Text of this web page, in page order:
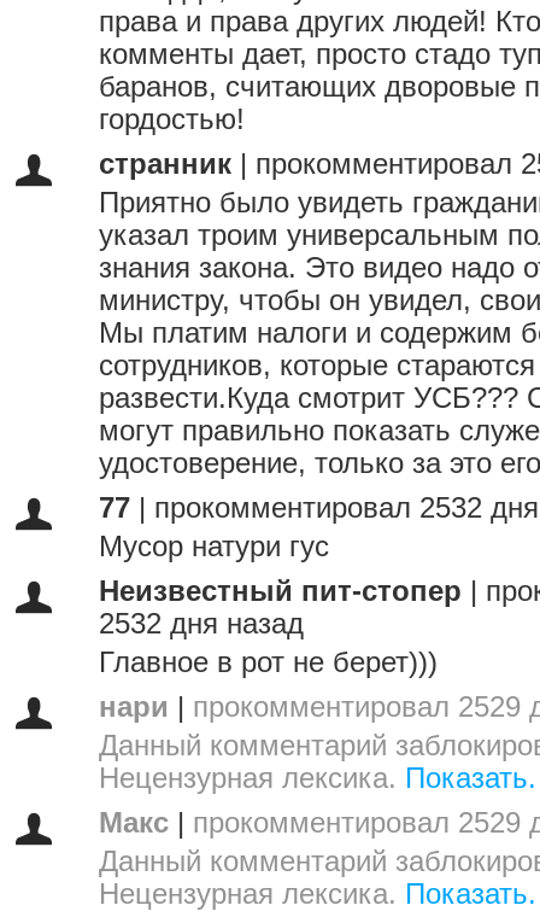
права и права других людей!
комменты дает, просто стадо
баранов, считающих дворовые
гордостью!
странник
прокомментировал
Приятно было увидеть
указал троим универсальным
знания закона. Это видео надо
министру, чтобы он увидел,
Мы платим налоги и содержим
сотрудников, которые
развести.Куда смотрит УСБ???
могут правильно показать
удостоверение, только за это
77
прокомментировал 2532
Мусор натури гус
Неизвестный пит-стопер
2532 дня назад
Главное в рот не берет)))
нари
прокомментировал 2529
Данный комментарий
Нецензурная лексика. Показать.
Макс
прокомментировал 2529
Данный комментарий
Нецензурная лексика. Показать.